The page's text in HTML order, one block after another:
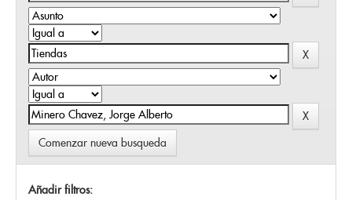
Comenzar nueva busqueda
Añadir filtros: